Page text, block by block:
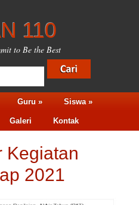
110
to Be the Best
Guru » Siswa »
Galeri Kontak
Kegiatan
2021